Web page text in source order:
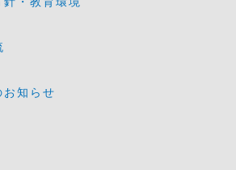
お知らせ